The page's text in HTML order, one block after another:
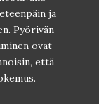
ja
Pyörivän
ovat
että